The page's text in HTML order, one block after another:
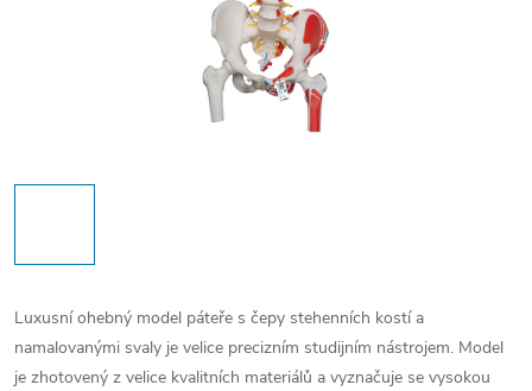
Luxusní ohebný model páteře s čepy stehenních kostí a
namalovanými svaly je velice precizním studijním nástrojem. Model
je zhotovený z velice kvalitních materiálů a vyznačuje se vysokou